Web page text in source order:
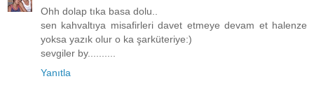
Ohh dolap tıka basa dolu..
sen kahvaltıya misafirleri davet etmeye devam et halenze
yoksa yazık olur o ka şarküteriye:)
sevgiler by..........
Yanıtla